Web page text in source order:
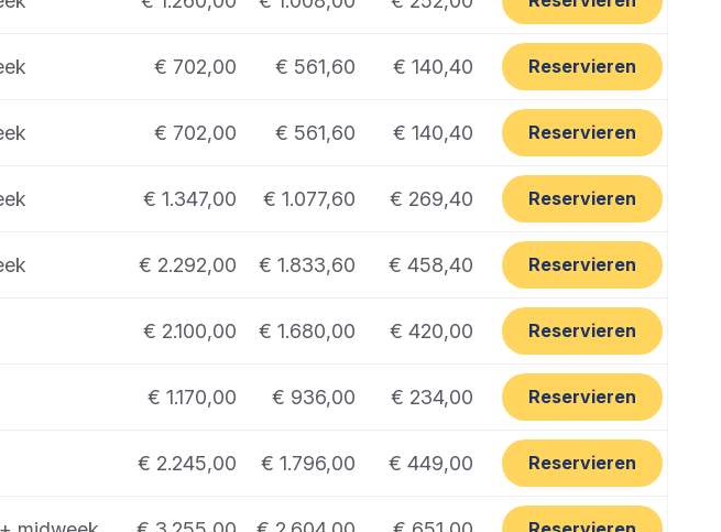
€ 702,00 € 561,60 € 140,40 Reservieren
€ 702,00 € 561,60 € 140,40 Reservieren
€ 1.347,00 € 1.077,60 € 269,40 Reservieren
€ 2.292,00 € 1.833,60 € 458,40 Reservieren
€ 2.100,00 € 1.680,00 € 420,00 Reservieren
€ 1.170,00 € 936,00 € 234,00 Reservieren
€ 2.245,00 € 1.796,00 € 449,00 Reservieren